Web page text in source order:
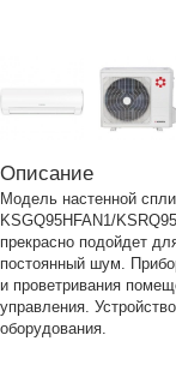
Описание
Модель настенной
KSGQ95HFAN1/
прекрасно подойдет
постоянный шум.
и проветривания
управления.
оборудования.